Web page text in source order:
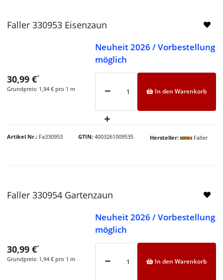
Faller 330953 Eisenzaun
Neuheit 2026 / Vorbestellung
möglich
Artikel Nr. Fa330953 GTIN 4003261009535 Hersteller Faller
30,99 €*
Grundpreis: 1,94 € pro 1 m In den Warenkorb
Faller 330954 Gartenzaun
Neuheit 2026 / Vorbestellung
möglich
30,99 €*
Grundpreis: 1,94 € pro 1 m In den Warenkorb